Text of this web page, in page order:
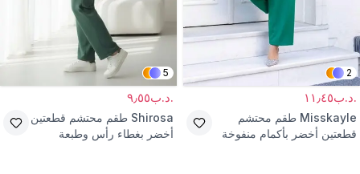
2
.د.ب١١٫٤٥
Misskayle طقم محتشم
قطعتين أخضر بأكمام منفوخة
5
.د.ب٩٫٥٥
Shirosa طقم محتشم قطعتين
أخضر بغطاء رأس وطبعة